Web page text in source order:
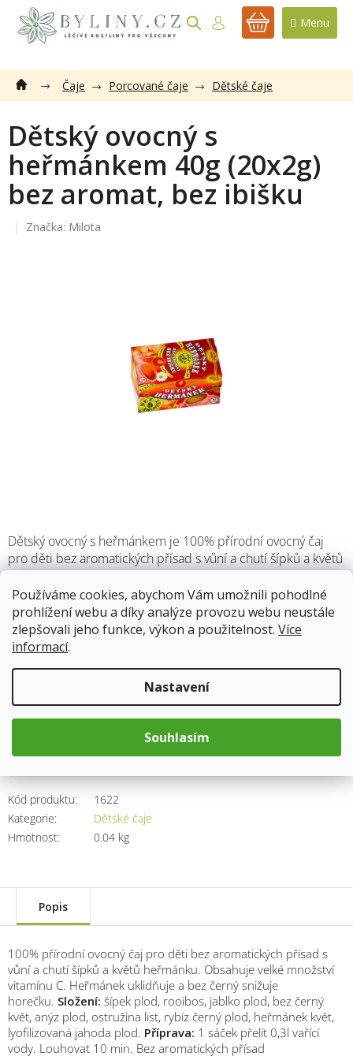
Používáme cookies, abychom Vám umožnili pohodlné
prohlížení webu a díky analýze provozu webu neustále
zlepšovali jeho funkce, výkon a použitelnost. Více
informací.
Nastavení
Souhlasím
obsah
NÁKUPNÍ
Čaje Porcované čaje Dětské čaje
Dětský ovocný s
heřmánkem 40g (20x2g)
bez aromat, bez ibišku
Značka: Milota
Skladem
Dětský ovocný s heřmánkem je 100% přírodní ovocný čaj
pro děti bez aromatických přísad s vůní a chutí šípků a květů
heřmánku. Obsahuje velké množství vitamínu C. Součástí je
čaj rooibos, který neobsahuje kofein a má velké množství
minerálů.
Kód produktu:
1622
Kategorie:
Dětské čaje
Hmotnost: 0.04 kg
45 Kč
Měrná
cena:
Přidat do košíku
Popis
100% přírodní ovocný čaj pro děti bez aromatických přísad s
vůní a chutí šípků a květů heřmánku. Obsahuje velké množství
vitamínu C. Heřmánek uklidňuje a bez černý snižuje
horečku. Složení: šípek plod, rooibos, jablko plod, bez černý
květ, anýz plod, ostružina list, rybíz černý plod, heřmánek květ,
lyofilizovaná jahoda plod. Příprava: 1 sáček přelít 0,3l vařící
vody. Louhovat 10 min. Bez aromatických přísad